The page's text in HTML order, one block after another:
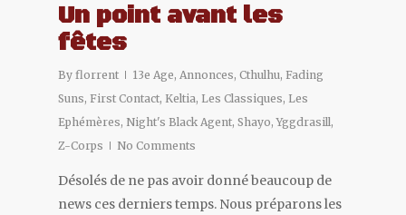
Un point avant les
fêtes
By florrent 13e Age, Annonces, Cthulhu, Fading
Suns, First Contact, Keltia, Les Classiques, Les
Ephémères, Night's Black Agent, Shayo,Yggdrasill,
Z-Corps
No Comments
Désolés de ne pas avoir donné beaucoup de
news ces derniers temps. Nous préparons les